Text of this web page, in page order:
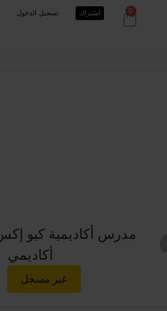
0 اشتراك تسجيل الدخول
مدرس أكاديمية كيو
أكاديمي
غير مسجل